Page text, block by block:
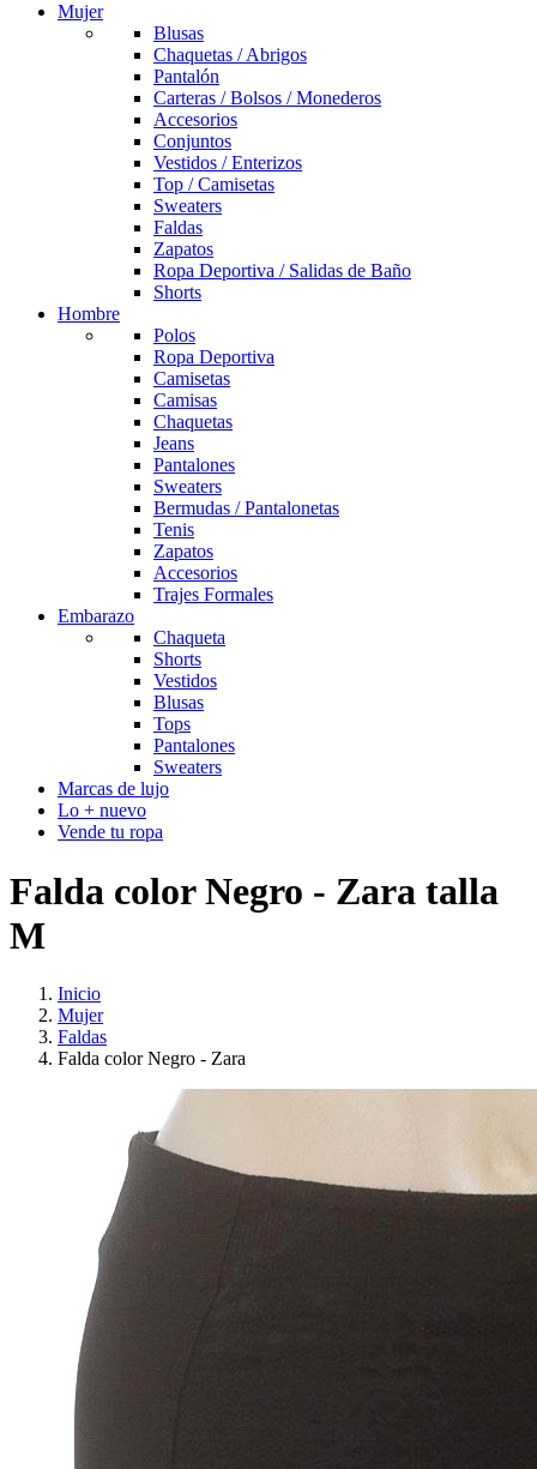
Mujer
Blusas
Chaquetas / Abrigos
Pantalón
Carteras / Bolsos / Monederos
Accesorios
Conjuntos
Vestidos / Enterizos
Top / Camisetas
Sweaters
Faldas
Zapatos
Ropa Deportiva / Salidas de Baño
Shorts
Hombre
Polos
Ropa Deportiva
Camisetas
Camisas
Chaquetas
Jeans
Pantalones
Sweaters
Bermudas / Pantalonetas
Tenis
Zapatos
Accesorios
Trajes Formales
Embarazo
Chaqueta
Shorts
Vestidos
Blusas
Tops
Pantalones
Sweaters
Marcas de lujo
Lo + nuevo
Vende tu ropa
Falda color Negro - Zara talla
M
Inicio
Mujer
Faldas
Falda color Negro - Zara